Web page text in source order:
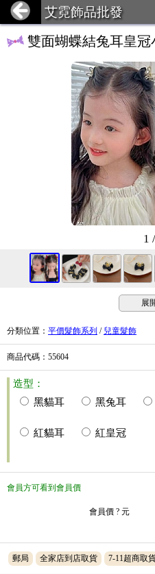
艾霓飾品批發
雙面蝴蝶結兔耳皇
1
展
分類位置 ： 平價髮飾系列 / 兒童髮飾
商品代碼 ：55604
造型：
黑貓耳
黑兔耳
紅貓耳 紅皇冠
會員方可看到會員價
會員價 ? 元
郵局 全家店到店取貨 7-11超商取